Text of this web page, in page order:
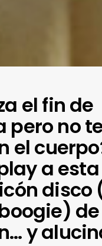
el fin de
pero no
el
a
disco
y